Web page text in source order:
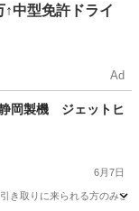
↑中型免許ドライ
Ad
岡製機 ジェットヒ
6月7日
き取りに来られる方のみ